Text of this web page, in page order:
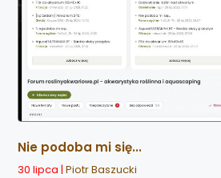
Nie podoba mi się...
30 lipca | Piotr Baszucki